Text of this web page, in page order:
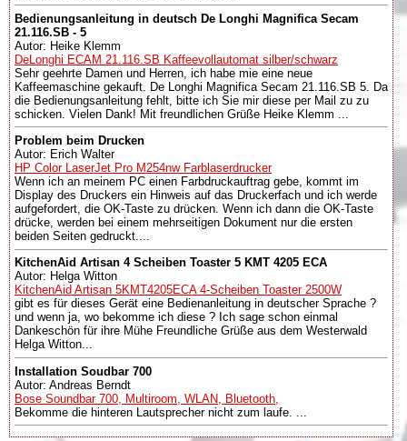
Bedienungsanleitung in deutsch De Longhi Magnifica Secam
21.116.SB - 5
Autor: Heike Klemm
DeLonghi ECAM 21.116.SB Kaffeevollautomat silber/schwarz
Sehr geehrte Damen und Herren, ich habe mie eine neue
Kaffeemaschine gekauft. De Longhi Magnifica Secam 21.116.SB 5. Da
die Bedienungsanleitung fehlt, bitte ich Sie mir diese per Mail zu zu
schicken. Vielen Dank! Mit freundlichen Grüße Heike Klemm ...
Problem beim Drucken
Autor: Erich Walter
HP Color LaserJet Pro M254nw Farblaserdrucker
Wenn ich an meinem PC einen Farbdruckauftrag gebe, kommt im
Display des Druckers ein Hinweis auf das Druckerfach und ich werde
aufgefordert, die OK-Taste zu drücken. Wenn ich dann die OK-Taste
drücke, werden bei einem mehrseitigen Dokument nur die ersten
beiden Seiten gedruckt....
KitchenAid Artisan 4 Scheiben Toaster 5 KMT 4205 ECA
Autor: Helga Witton
KitchenAid Artisan 5KMT4205ECA 4-Scheiben Toaster 2500W
gibt es für dieses Gerät eine Bedienanleitung in deutscher Sprache ?
und wenn ja, wo bekomme ich diese ? Ich sage schon einmal
Dankeschön für ihre Mühe Freundliche Grüße aus dem Westerwald
Helga Witton...
Installation Soudbar 700
Autor: Andreas Berndt
Bose Soundbar 700, Multiroom, WLAN, Bluetooth,
Bekomme die hinteren Lautsprecher nicht zum laufe. ...